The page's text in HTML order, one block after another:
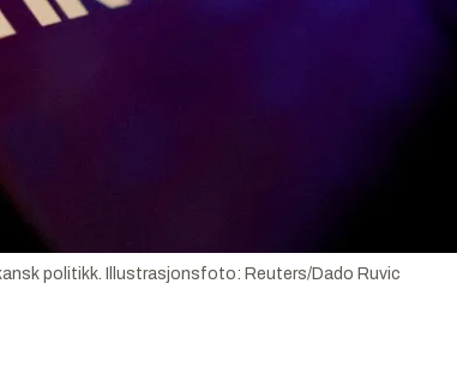
politikk. Illustrasjonsfoto: Reuters/Dado Ruvic